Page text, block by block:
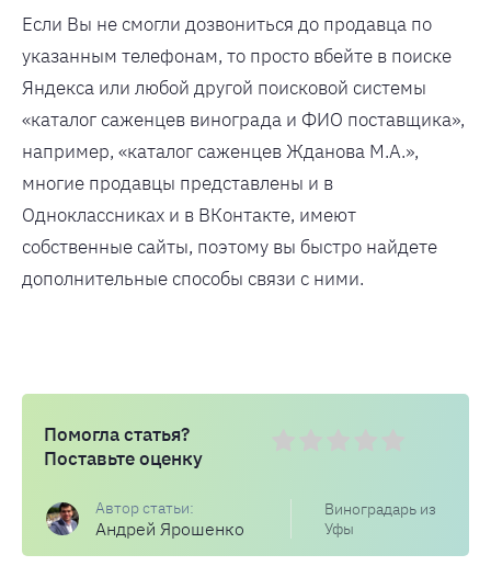
Если Вы не смогли дозвониться до продавца по
указанным телефонам, то просто вбейте в поиске
Яндекса или любой другой поисковой системы
«каталог саженцев винограда и ФИО поставщика»,
например, «каталог саженцев Жданова М.А.»,
многие продавцы представлены и в
Одноклассниках и в ВКонтакте, имеют
собственные сайты, поэтому вы быстро найдете
дополнительные способы связи с ними.
Помогла статья?
Поставьте оценку
Андрей Ярошенко
Виноградарь из
Уфы